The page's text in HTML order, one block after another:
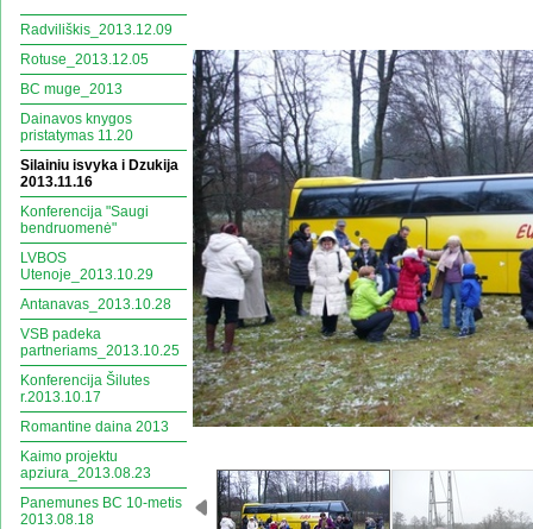
Radviliškis_2013.12.09
Rotuse_2013.12.05
BC muge_2013
Dainavos knygos
pristatymas 11.20
Silainiu isvyka i Dzukija
2013.11.16
Konferencija "Saugi
bendruomenė"
LVBOS
Utenoje_2013.10.29
Antanavas_2013.10.28
VSB padeka
partneriams_2013.10.25
Konferencija Šilutes
r.2013.10.17
Romantine daina 2013
Kaimo projektu
apziura_2013.08.23
Panemunes BC 10-metis
2013.08.18